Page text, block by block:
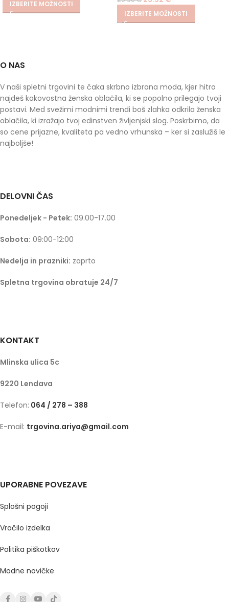
IZBERITE MOŽNOSTI
IZBERITE MOŽNOSTI
O NAS
V naši spletni trgovini te čaka skrbno izbrana moda, kjer hitro
najdeš kakovostna ženska oblačila, ki se popolno prilegajo tvoji
postavi. Med svežimi modnimi trendi boš zlahka odkrila ženska
oblačila, ki izražajo tvoj edinstven življenjski slog. Poskrbimo, da
so cene prijazne, kvaliteta pa vedno vrhunska – ker si zaslužiš le
najboljše!
DELOVNI ČAS
Ponedeljek - Petek: 09.00-17.00
Sobota: 09:00-12:00
Nedelja in prazniki: zaprto
Spletna trgovina obratuje 24/7
KONTAKT
Mlinska ulica 5c
9220 Lendava
Telefon: 064 / 278 – 388
E-mail: trgovina.ariya@gmail.com
UPORABNE POVEZAVE
Splošni pogoji
Vračilo izdelka
Politika piškotkov
Modne novičke